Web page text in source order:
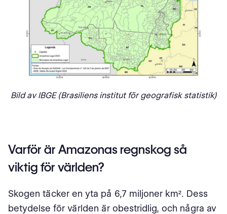
Bild av IBGE (Brasiliens institut för geografisk statistik)
Varför är Amazonas regnskog så
viktig för världen?
Skogen täcker en yta på 6,7 miljoner km². Dess
betydelse för världen är obestridlig, och några av